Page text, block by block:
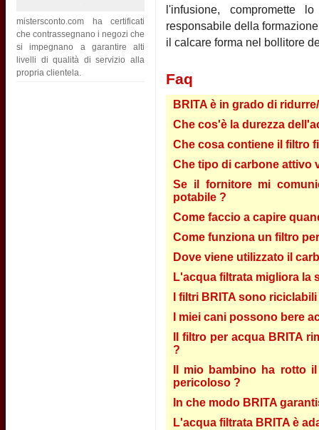
mistersconto.com ha certificati
che contrassegnano i negozi che
si impegnano a garantire alti
livelli di qualità di servizio alla
propria clientela.
l'infusione, compromette
responsabile della
il calcare forma nel bollitore
Faq
BRITA è in grado di
Che cos'è la durezza
Che cosa contiene il filtro
Che tipo di carbone attivo
Se il fornitore mi
potabile ?
Come faccio a capire
Come funziona un filtro
Dove viene utilizzato il
L'acqua filtrata migliora la
I filtri BRITA sono
I miei cani possono bere
Il filtro per acqua BRITA
?
Il mio bambino ha rotto
pericoloso ?
In che modo BRITA
L'acqua filtrata BRITA è